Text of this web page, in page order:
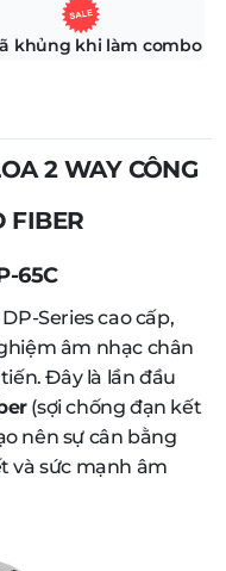
khủng khi làm combo
2 WAY CÔNG
FIBER
65C
Series cao cấp,
âm nhạc chân
Đây là lần đầu
(sợi chống đạn kết
nên sự cân bằng
và sức mạnh âm